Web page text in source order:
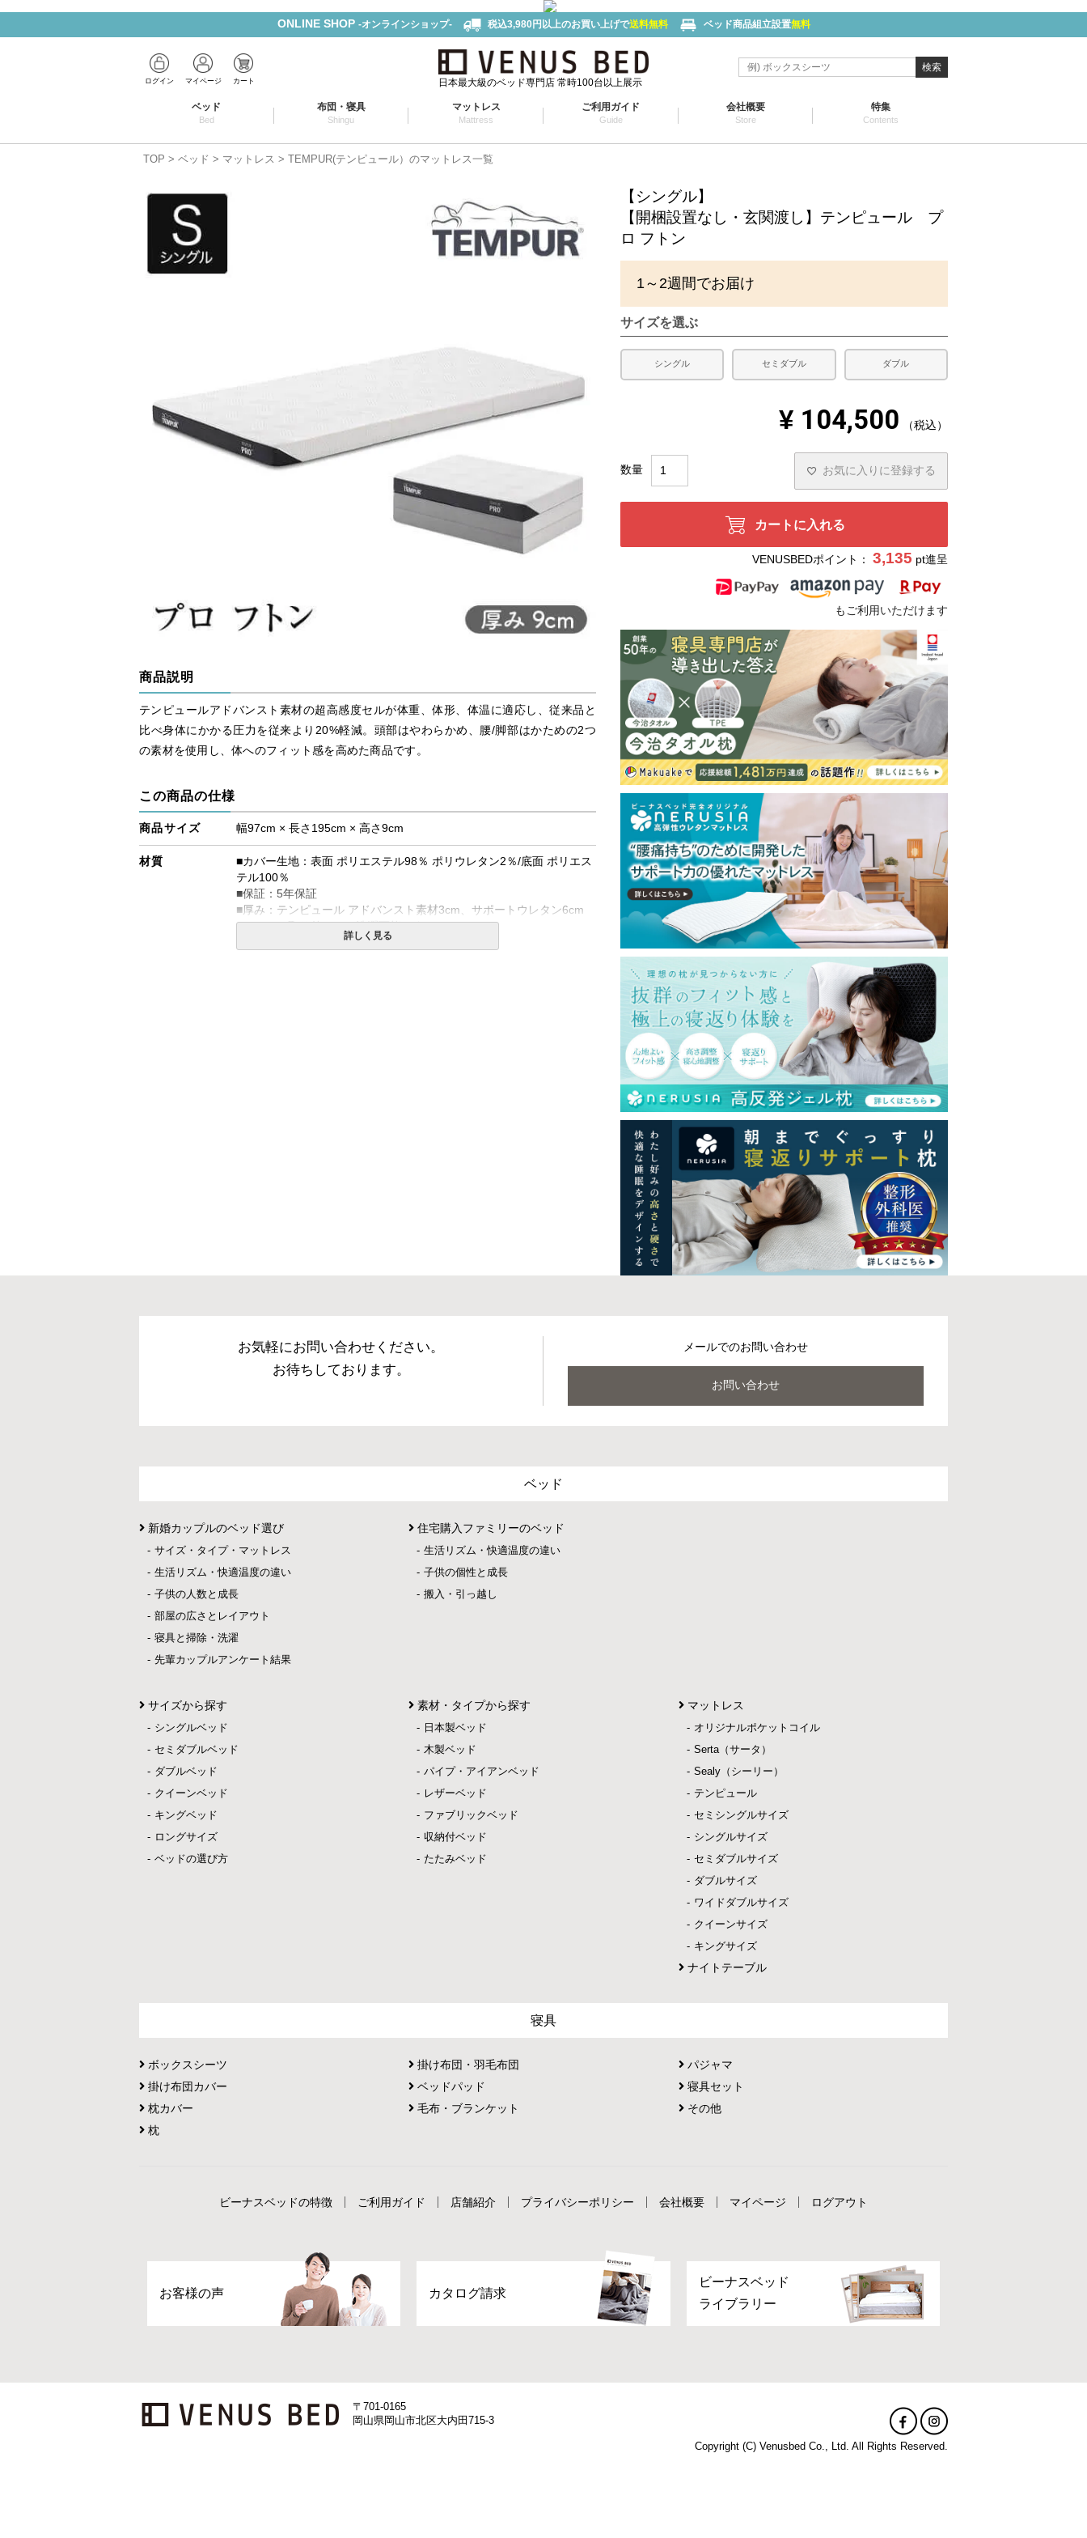
ONLINE SHOP -オンラインショップ- 税込3,980円以上のお買い上げで送料無料 ベッド商品組立設置無料
ログイン マイページ カート 日本最大級のベッド専門店 常時100台以上展示
検索
ベッド
Bed
布団・寝具
Shingu
マットレス
Mattress
ご利用ガイド
Guide
会社概要
Store
特集
Contents
TOP ベッド マットレス TEMPUR(テンピュール）のマットレス一覧
商品説明
テンピュールアドバンスト素材の超高感度セルが体重、体形、体温に適応し、従来品と
比べ身体にかかる圧力を従来より20%軽減。頭部はやわらかめ、腰/脚部はかための2つ
の素材を使用し、体へのフィット感を高めた商品です。
この商品の仕様
商品サイズ 幅97cm × 長さ195cm × 高さ9cm
材質
■カバー生地：表面 ポリエステル98％ ポリウレタン2％/底面 ポリエス
テル100％
■保証：5年保証
■厚み：テンピュール アドバンスト素材3cm、サポートウレタン6cm
■カバーは取り外してお洗濯可能です。
※タンブル乾燥はできません。
詳しく見る
【シングル】
【開梱設置なし・玄関渡し】テンピュール プ
ロ フトン
1～2週間でお届け
サイズを選ぶ
シングル セミダブル ダブル
¥ 104,500 税込
お気に入りに登録する
カートに入れる
VENUSBEDポイント： 3,135 pt進呈
もご利用いただけます
お気軽にお問い合わせください。
お待ちしております。
メールでのお問い合わせ
お問い合わせ
ベッド
新婚カップルのベッド選び
サイズ・タイプ・マットレス
生活リズム・快適温度の違い
子供の人数と成長
部屋の広さとレイアウト
寝具と掃除・洗濯
先輩カップルアンケート結果
住宅購入ファミリーのベッド
生活リズム・快適温度の違い
子供の個性と成長
搬入・引っ越し
サイズから探す
シングルベッド
セミダブルベッド
ダブルベッド
クイーンベッド
キングベッド
ロングサイズ
ベッドの選び方
素材・タイプから探す
日本製ベッド
木製ベッド
パイプ・アイアンベッド
レザーベッド
ファブリックベッド
収納付ベッド
たたみベッド
マットレス
オリジナルポケットコイル
Serta（サータ）
Sealy（シーリー）
テンピュール
セミシングルサイズ
シングルサイズ
セミダブルサイズ
ダブルサイズ
ワイドダブルサイズ
クイーンサイズ
キングサイズ
ナイトテーブル
寝具
ボックスシーツ
掛け布団カバー
枕カバー
枕
掛け布団・羽毛布団
ベッドパッド
毛布・ブランケット
パジャマ
寝具セット
その他
ビーナスベッドの特徴 ご利用ガイド 店舗紹介 プライバシーポリシー 会社概要 マイページ ログアウト
お客様の声 カタログ請求
ビーナスベッド
ライブラリー
〒701-0165
岡山県岡山市北区大内田715-3
Copyright (C) Venusbed Co., Ltd. All Rights Reserved.